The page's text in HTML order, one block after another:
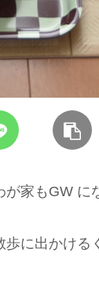
家もGW に
に出かける